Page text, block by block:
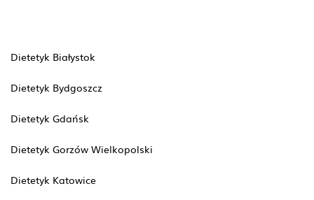
Dietetyk Białystok
Dietetyk Bydgoszcz
Dietetyk Gdańsk
Dietetyk Gorzów Wielkopolski
Dietetyk Katowice